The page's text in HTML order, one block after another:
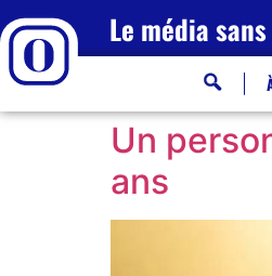
Le média
Un
ans